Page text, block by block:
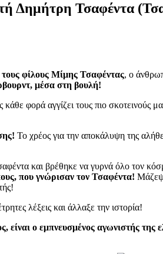
Δημήτρη Τσαφέντα
φίλους Μίμης Τσαφέντας, ο
μέσα στη βουλή!
φορά αγγίζει τους πιο σκοτεινούς
Το χρέος για την αποκάλυψη της
και βρέθηκε να γυρνά όλο τον
που γνώρισαν τον Τσαφέντα!
λέξεις και άλλαξε την ιστορία!
ο εμπνευσμένος αγωνιστής της